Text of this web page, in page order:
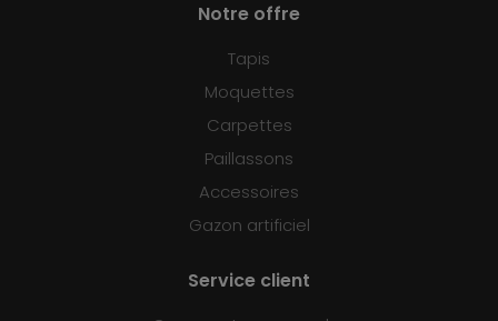
Notre offre
Tapis
Moquettes
Carpettes
Paillassons
Accessoires
Gazon artificiel
Service client